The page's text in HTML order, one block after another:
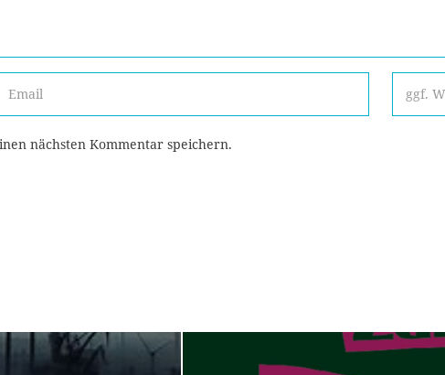
nächsten Kommentar speichern.